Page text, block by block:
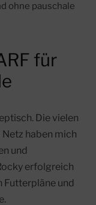
ohne pauschale
für
Die vielen
haben mich
und
erfolgreich
Futterpläne und